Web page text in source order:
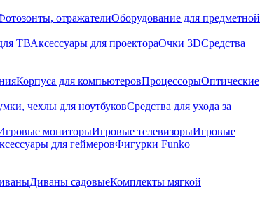
отражателиОборудование для предметной
ТВАксессуары для проектораОчки 3DСредства
Корпуса для компьютеровПроцессорыОптические
чехлы для ноутбуковСредства для ухода за
мониторыИгровые телевизорыИгровые
для геймеровФигурки Funko
Диваны садовыеКомплекты мягкой